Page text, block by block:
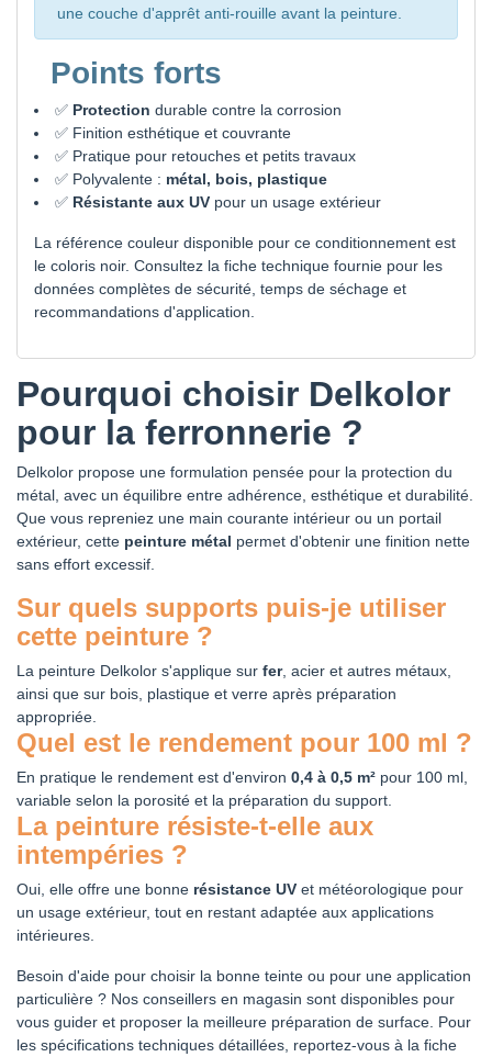
une couche d'apprêt anti-rouille avant la peinture.
Points forts
✅ Protection durable contre la corrosion
✅ Finition esthétique et couvrante
✅ Pratique pour retouches et petits travaux
✅ Polyvalente : métal, bois, plastique
✅ Résistante aux UV pour un usage extérieur
La référence couleur disponible pour ce conditionnement est
le coloris noir. Consultez la fiche technique fournie pour les
données complètes de sécurité, temps de séchage et
recommandations d'application.
Pourquoi choisir Delkolor
pour la ferronnerie ?
Delkolor propose une formulation pensée pour la protection du
métal, avec un équilibre entre adhérence, esthétique et durabilité.
Que vous repreniez une main courante intérieur ou un portail
extérieur, cette peinture métal permet d'obtenir une finition nette
sans effort excessif.
Sur quels supports puis-je utiliser
cette peinture ?
La peinture Delkolor s'applique sur fer, acier et autres métaux,
ainsi que sur bois, plastique et verre après préparation
appropriée.
Quel est le rendement pour 100 ml ?
En pratique le rendement est d'environ 0,4 à 0,5 m² pour 100 ml,
variable selon la porosité et la préparation du support.
La peinture résiste-t-elle aux
intempéries ?
Oui, elle offre une bonne résistance UV et météorologique pour
un usage extérieur, tout en restant adaptée aux applications
intérieures.
Besoin d'aide pour choisir la bonne teinte ou pour une application
particulière ? Nos conseillers en magasin sont disponibles pour
vous guider et proposer la meilleure préparation de surface. Pour
les spécifications techniques détaillées, reportez-vous à la fiche